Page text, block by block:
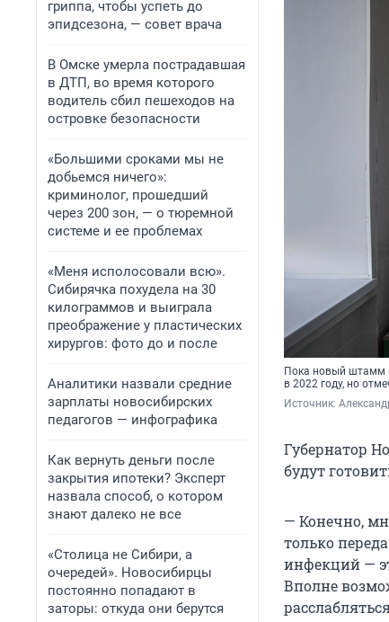
гриппа, чтобы успеть до
эпидсезона, — совет врача
В Омске умерла пострадавшая
в ДТП, во время которого
водитель сбил пешеходов на
островке безопасности
«Большими сроками мы не
добьемся ничего»:
криминолог, прошедший
через 200 зон, — о тюремной
системе и ее проблемах
«Меня исполосовали всю».
Сибирячка похудела на 30
килограммов и выиграла
преображение у пластических
хирургов: фото до и после
Аналитики назвали средние
зарплаты новосибирских
педагогов — инфографика
Как вернуть деньги после
закрытия ипотеки? Эксперт
назвала способ, о котором
знают далеко не все
«Столица не Сибири, а
очередей». Новосибирцы
постоянно попадают в
заторы: откуда они берутся
Пока новый штамм
в 2022 году, но
Источник:
Губернатор
будут
— Конечно,
только
инфекций —
Вполне